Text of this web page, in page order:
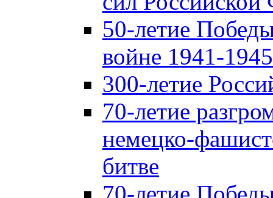
50-летие
войне 1941-1945
300-летие
70-летие
немецко-
битве